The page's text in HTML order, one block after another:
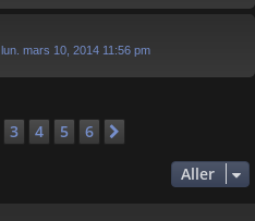
lun. mars 10, 2014 11:56 pm
3 4 5 6
Aller